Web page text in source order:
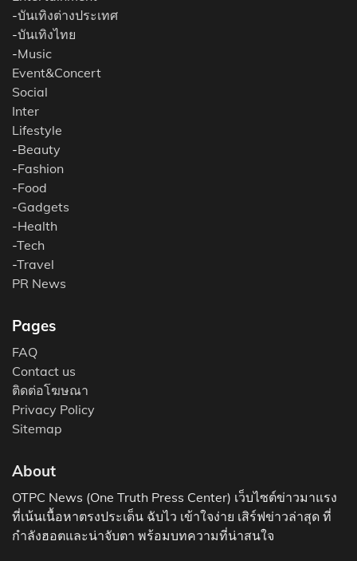
-บันเทิงต่างประเทศ
-บันเทิงไทย
-Music
Event&Concert
Social
Inter
Lifestyle
-Beauty
-Fashion
-Food
-Gadgets
-Health
-Tech
-Travel
PR News
Pages
FAQ
Contact us
ติดต่อโฆษณา
Privacy Policy
Sitemap
About
OTPC News (One Truth Press Center) เว็บไซต์ข่าวมาแรง
ที่เน้นเนื้อหาตรงประเด็น ฉับไว เข้าใจง่าย เสิร์ฟข่าวล่าสุด ที่
กำลังฮอตและน่าจับตา พร้อมบทความที่น่าสนใจ